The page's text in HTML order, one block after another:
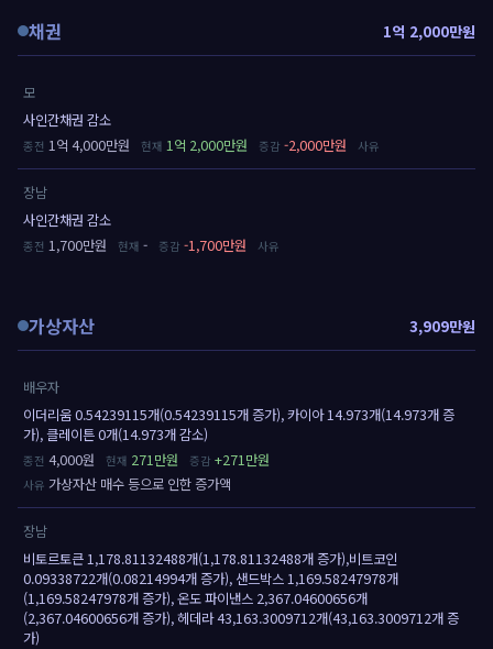
채권 1억 2,000만원
모
사인간채권 감소
1억 4,000만원
1억 2,000만원 -2,000만원
장남
사인간채권 감소
1,700만원
- -1,700만원
가상자산 3,909만원
배우자
이더리움 0.54239115개(0.54239115개 증가), 카이아 14.973개(14.973개 증
가), 클레이튼 0개(14.973개 감소)
4,000원
271만원
+271만원
가상자산 매수 등으로 인한 증가액
장남
비토르토큰 1,178.81132488개(1,178.81132488개 증가),비트코인
0.09338722개(0.08214994개 증가), 샌드박스 1,169.58247978개
(1,169.58247978개 증가), 온도 파이낸스 2,367.04600656개
(2,367.04600656개 증가), 헤데라 43,163.3009712개(43,163.3009712개 증
가)